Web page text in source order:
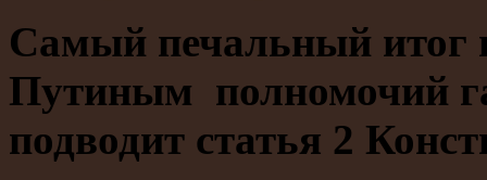
Самый печальный итог
Путиным полномочий
подводит статья 2